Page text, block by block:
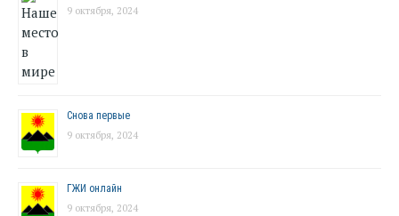
9 октября, 2024
Снова первые
9 октября, 2024
ГЖИ онлайн
9 октября, 2024